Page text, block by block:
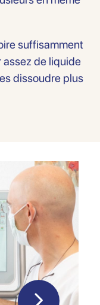
suffisamment
de liquide
dissoudre plus